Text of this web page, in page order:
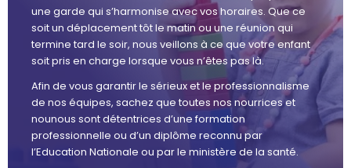
une garde qui s’harmonise avec vos horaires. Que ce
soit un déplacement tôt le matin ou une réunion qui
termine tard le soir, nous veillons à ce que votre enfant
soit pris en charge lorsque vous n’êtes pas là.
Afin de vous garantir le sérieux et le professionnalisme
de nos équipes, sachez que toutes nos nourrices et
nounous sont détentrices d’une formation
professionnelle ou d’un diplôme reconnu par
l’Education Nationale ou par le ministère de la santé.